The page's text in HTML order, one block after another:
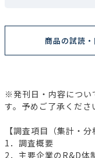
商品の試読
※発刊日・内容につい
す。予めご了承くださ
【調査項目（集計・分
1．調査概要
2．主要企業のR&D体